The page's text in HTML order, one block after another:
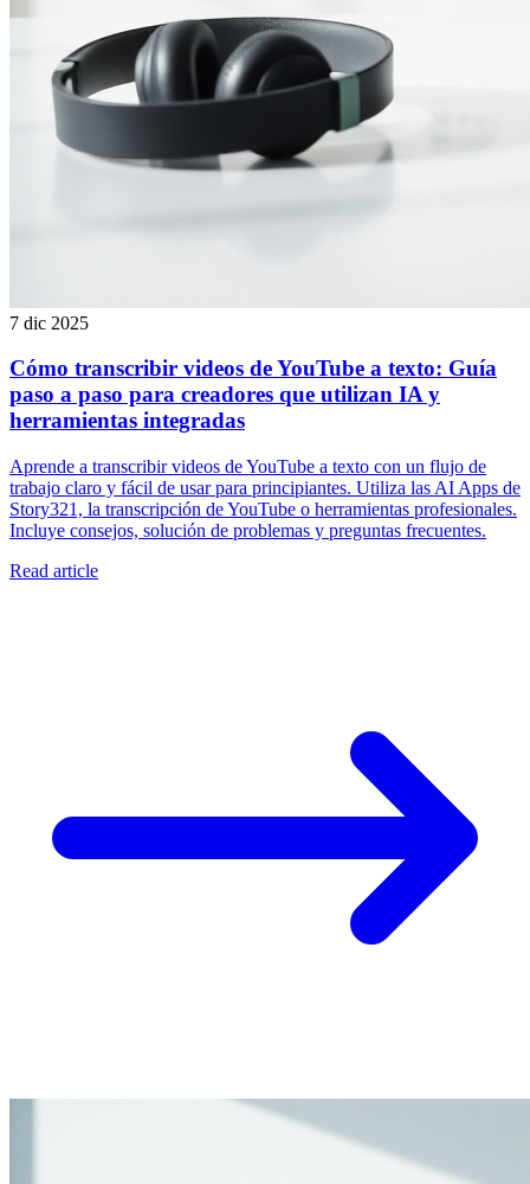
7 dic 2025
Cómo transcribir videos de YouTube a texto: Guía
paso a paso para creadores que utilizan IA y
herramientas integradas
Aprende a transcribir videos de YouTube a texto con un flujo de
trabajo claro y fácil de usar para principiantes. Utiliza las AI Apps de
Story321, la transcripción de YouTube o herramientas profesionales.
Incluye consejos, solución de problemas y preguntas frecuentes.
Read article